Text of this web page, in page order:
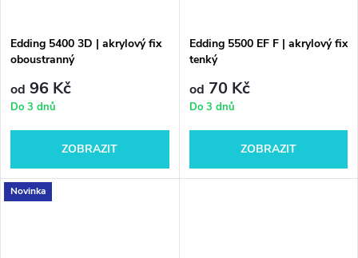
Edding 5400 3D | akrylový fix
oboustranný
od 96 Kč
Do 3 dnů
ZOBRAZIT
Edding 5500 EF F | akrylový fix
tenký
od 70 Kč
Do 3 dnů
ZOBRAZIT
Novinka